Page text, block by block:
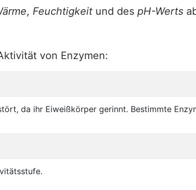
, Feuchtigkeit und des pH-Werts
von Enzymen:
da ihr Eiweißkörper gerinnt. Bestimmte